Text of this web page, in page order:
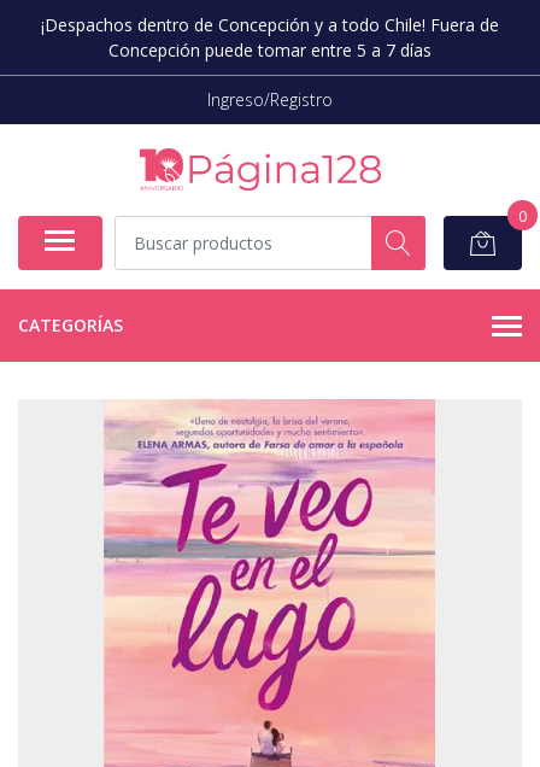
¡Despachos dentro de Concepción y a todo Chile! Fuera de
Concepción puede tomar entre 5 a 7 días
Ingreso/Registro
0
CATEGORÍAS